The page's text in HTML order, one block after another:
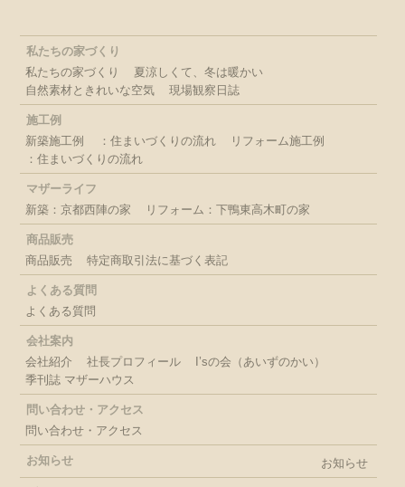
私たちの家づくり
私たちの家づくり
夏涼しくて、冬は暖かい
自然素材ときれいな空気
現場観察日誌
施工例
新築施工例
：住まいづくりの流れ
リフォーム施工例
：住まいづくりの流れ
マザーライフ
新築：京都西陣の家
リフォーム：下鴨東高木町の家
商品販売
商品販売
特定商取引法に基づく表記
よくある質問
よくある質問
会社案内
会社紹介
社長プロフィール
I’sの会（あいずのかい）
季刊誌 マザーハウス
問い合わせ・アクセス
問い合わせ・アクセス
お知らせ お知らせ